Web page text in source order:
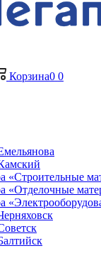
Корзина0 0
«Строительные
«Отделочные